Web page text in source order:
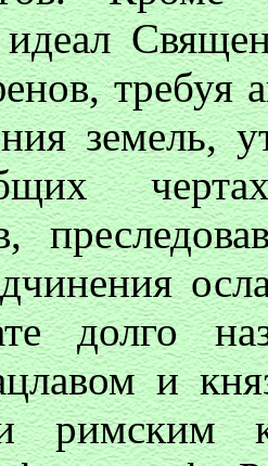
требуя
земель,
чертах
долго
и